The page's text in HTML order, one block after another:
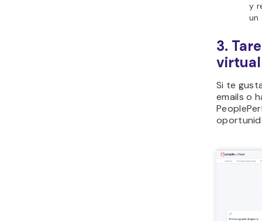
y
un
3.
virtual
Si te
emails o